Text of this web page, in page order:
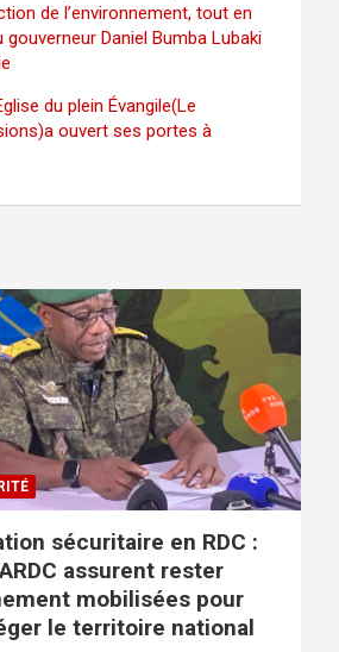
de l’environnement, tout en
Daniel Bumba Lubaki
du plein Évangile(Le
ouvert ses portes à
sécuritaire en RDC :
assurent rester
mobilisées pour
le territoire national